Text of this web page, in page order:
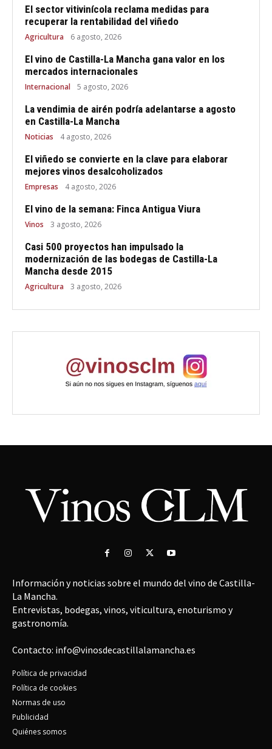
El sector vitivinícola reclama medidas para
recuperar la rentabilidad del viñedo
Agricultura 6 agosto, 2026
El vino de Castilla-La Mancha gana valor en los
mercados internacionales
Internacional 5 agosto, 2026
La vendimia de airén podría adelantarse a agosto
en Castilla-La Mancha
Noticias 4 agosto, 2026
El viñedo se convierte en la clave para elaborar
mejores vinos desalcoholizados
Empresas 4 agosto, 2026
El vino de la semana: Finca Antigua Viura
Vinos 3 agosto, 2026
Casi 500 proyectos han impulsado la
modernización de las bodegas de Castilla-La
Mancha desde 2015
Agricultura 3 agosto, 2026
Información y noticias sobre el mundo del vino de Castilla-
La Mancha.
Entrevistas, bodegas, vinos, viticultura, enoturismo y
gastronomía.
Contacto: info@vinosdecastillalamancha.es
Política de privacidad
Política de cookies
Normas de uso
Publicidad
Quiénes somos